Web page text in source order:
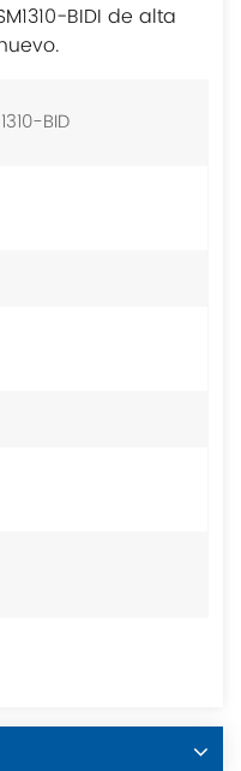
BIDI de alta
BID